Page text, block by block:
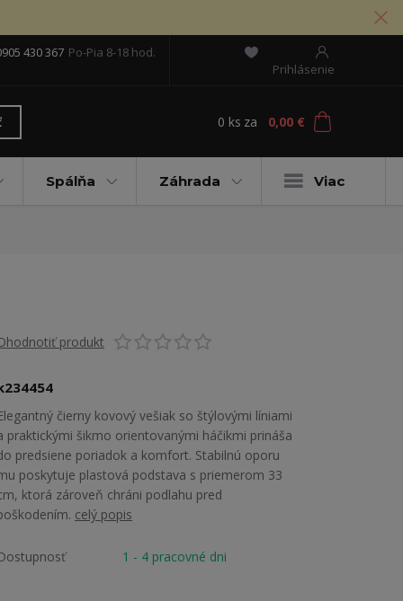
Prihlásenie
430 367 Po-Pia 8-18 hod.
0 ks za 0,00 €
Spálňa Záhrada Viac
produkt
čierny kovový vešiak so štýlovými líniami
praktickými šikmo orientovanými háčikmi prináša
predsiene poriadok a komfort. Stabilnú oporu
poskytuje plastová podstava s priemerom 33
ktorá zároveň chráni podlahu pred
celý popis
1 - 4 pracovné dni